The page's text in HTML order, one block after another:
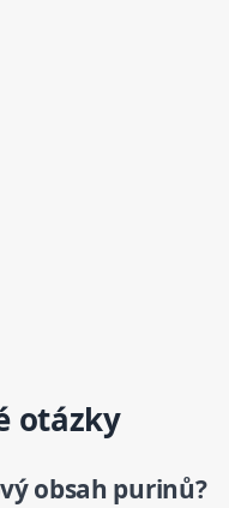
otázky
obsah purinů?